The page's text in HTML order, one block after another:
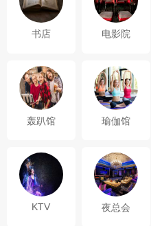
书店 电影院
轰趴馆 瑜伽馆
KTV 夜总会